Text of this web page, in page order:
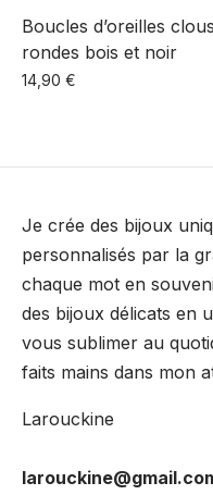
Boucles d’oreilles clous
rondes bois et noir
14,90 €
Je crée des bijoux
personnalisés par la
chaque mot en
des bijoux délicats en
vous sublimer au
faits mains dans mon
Larouckine